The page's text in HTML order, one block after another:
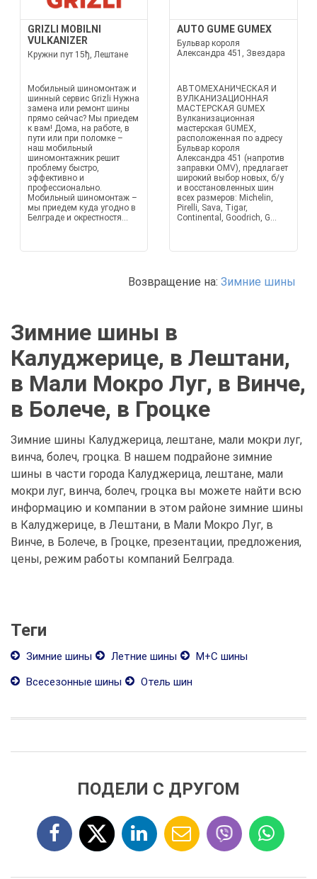
GRIZLI MOBILNI
VULKANIZER
Кружни пут 15ђ, Лештане
Мобильный шиномонтаж и
шинный сервис Grizli Нужна
замена или ремонт шины
прямо сейчас? Мы приедем
к вам! Дома, на работе, в
пути или при поломке –
наш мобильный
шиномонтажник решит
проблему быстро,
эффективно и
профессионально.
Мобильный шиномонтаж –
мы приедем куда угодно в
Белграде и окрестностя...
AUTO GUME GUMEX
Бульвар короля
Александра 451, Звездара
АВТОМЕХАНИЧЕСКАЯ И
ВУЛКАНИЗАЦИОННАЯ
МАСТЕРСКАЯ GUMEX
Вулканизационная
мастерская GUMEX,
расположенная по адресу
Бульвар короля
Александра 451 (напротив
заправки OMV), предлагает
широкий выбор новых, б/у
и восстановленных шин
всех размеров: Michelin,
Pirelli, Sava, Tigar,
Continental, Goodrich, G...
Возвращение на: Зимние шины
Зимние шины в
Калуджерице, в Лештани,
в Мали Мокро Луг, в Винче,
в Болече, в Гроцке
Зимние шины Калуджерица, лештане, мали мокри луг,
винча, болеч, гроцка. В нашем подрайоне зимние
шины в части города Калуджерица, лештане, мали
мокри луг, винча, болеч, гроцка вы можете найти всю
информацию и компании в этом районе зимние шины
в Калуджерице, в Лештани, в Мали Мокро Луг, в
Винче, в Болече, в Гроцке, презентации, предложения,
цены, режим работы компаний Белграда.
Теги
Зимние шины Летние шины
М+С шины
Всесезонные шины
Отель шин
ПОДЕЛИ С ДРУГОМ